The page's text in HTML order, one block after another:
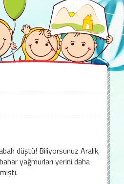
düştü! Biliyorsunuz Aralık,
yağmurları yerini daha